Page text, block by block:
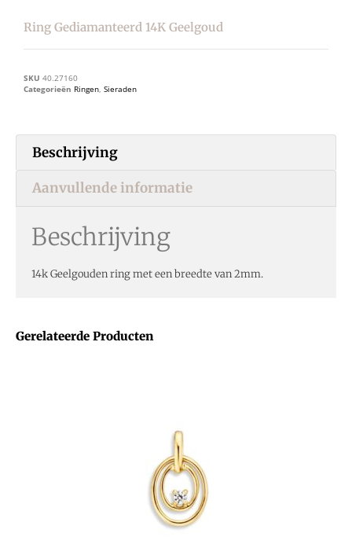
Gerelateerde Producten
Ring Gediamanteerd 14K Geelgoud
SKU 40.27160
Categorieën Ringen, Sieraden
Beschrijving
Aanvullende informatie
Beschrijving
14k Geelgouden ring met een breedte van 2mm.